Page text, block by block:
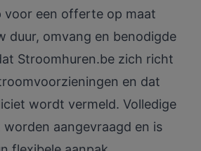
voor een offerte op maat
duur, omvang en benodigde
Stroomhuren.be zich richt
en dat
wordt vermeld. Volledige
aangevraagd en is